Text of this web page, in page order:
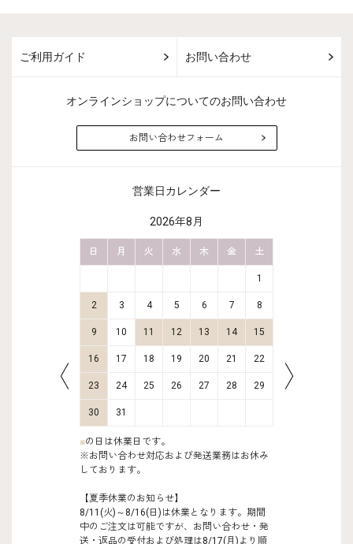
ご利用ガイド お問い合わせ
オンラインショップについてのお問い合わせ
お問い合わせフォーム
営業日カレンダー
2026年8月
日 月 火 水 木 金 土
1
2 3 4 5 6 7 8
9 10 11 12 13 14 15
16 17 18 19 20 21 22
23 24 25 26 27 28 29
30 31
■の日は休業日です。
※お問い合わせ対応および発送業務はお休み
しております。
【夏季休業のお知らせ】
8/11(火)～8/16(日)は休業となります。期間
中のご注文は可能ですが、お問い合わせ・発
送・返品の受付および処理は8/17(月)より順